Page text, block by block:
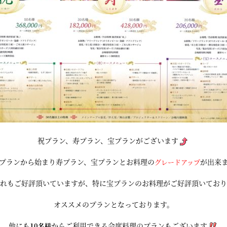
祝プラン、寿プラン、宝プランがございます
ランから始まり寿プラン、宝プランとお料理のグレードアップが出来
もご好評頂いていますが、特に宝プランのお料理がご好評頂いてお
オススメのプランとなっております。